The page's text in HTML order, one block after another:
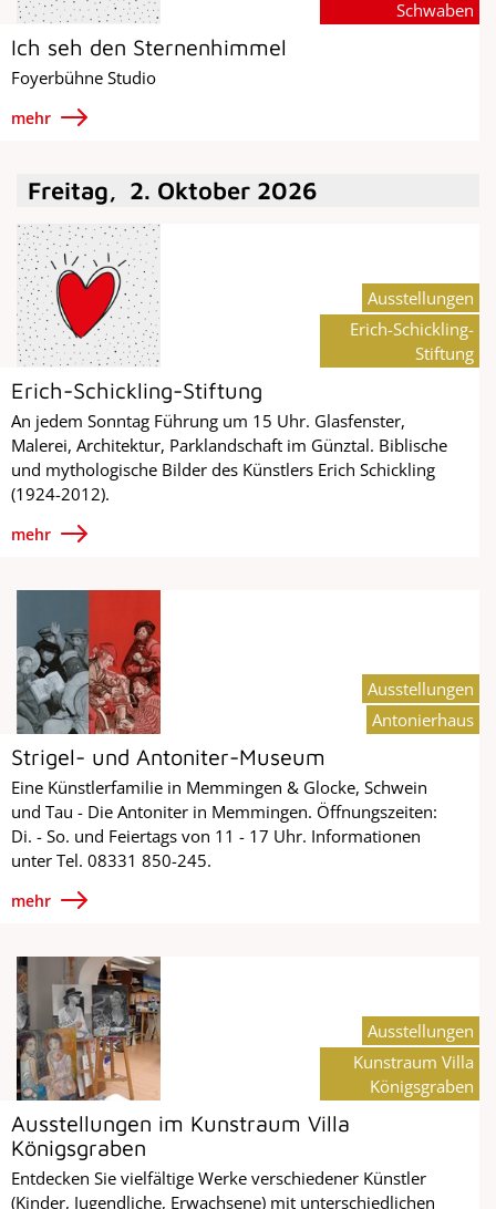
Ich seh den Sternenhimmel
Foyerbühne Studio
mehr
Schwaben
Freitag, 2. Oktober 2026
Erich-Schickling-Stiftung
An jedem Sonntag Führung um 15 Uhr. Glasfenster,
Malerei, Architektur, Parklandschaft im Günztal. Biblische
und mythologische Bilder des Künstlers Erich Schickling
(1924-2012).
mehr
Ausstellungen
Erich-Schickling-
Stiftung
Strigel- und Antoniter-Museum
Eine Künstlerfamilie in Memmingen & Glocke, Schwein
und Tau - Die Antoniter in Memmingen. Öffnungszeiten:
Di. - So. und Feiertags von 11 - 17 Uhr. Informationen
unter Tel. 08331 850-245.
mehr
Ausstellungen
Antonierhaus
Ausstellungen im Kunstraum Villa
Königsgraben
Entdecken Sie vielfältige Werke verschiedener Künstler
(Kinder, Jugendliche, Erwachsene) mit unterschiedlichen
Ausstellungen
Kunstraum Villa
Königsgraben